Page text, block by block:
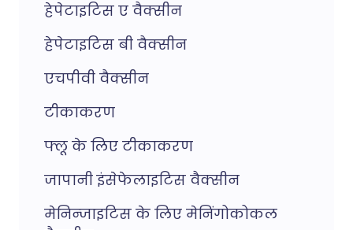
हेपेटाइटिस ए वैक्सीन
हेपेटाइटिस बी वैक्सीन
एचपीवी वैक्सीन
टीकाकरण
फ्लू के लिए टीकाकरण
जापानी इंसेफेलाइटिस वैक्सीन
मेनिन्जाइटिस के लिए मेनिंगोकोकल